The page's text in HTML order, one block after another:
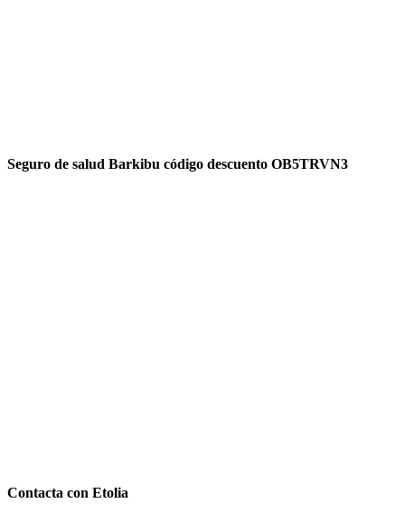
Seguro de salud Barkibu código descuento OB5TRVN3
Contacta con Etolia